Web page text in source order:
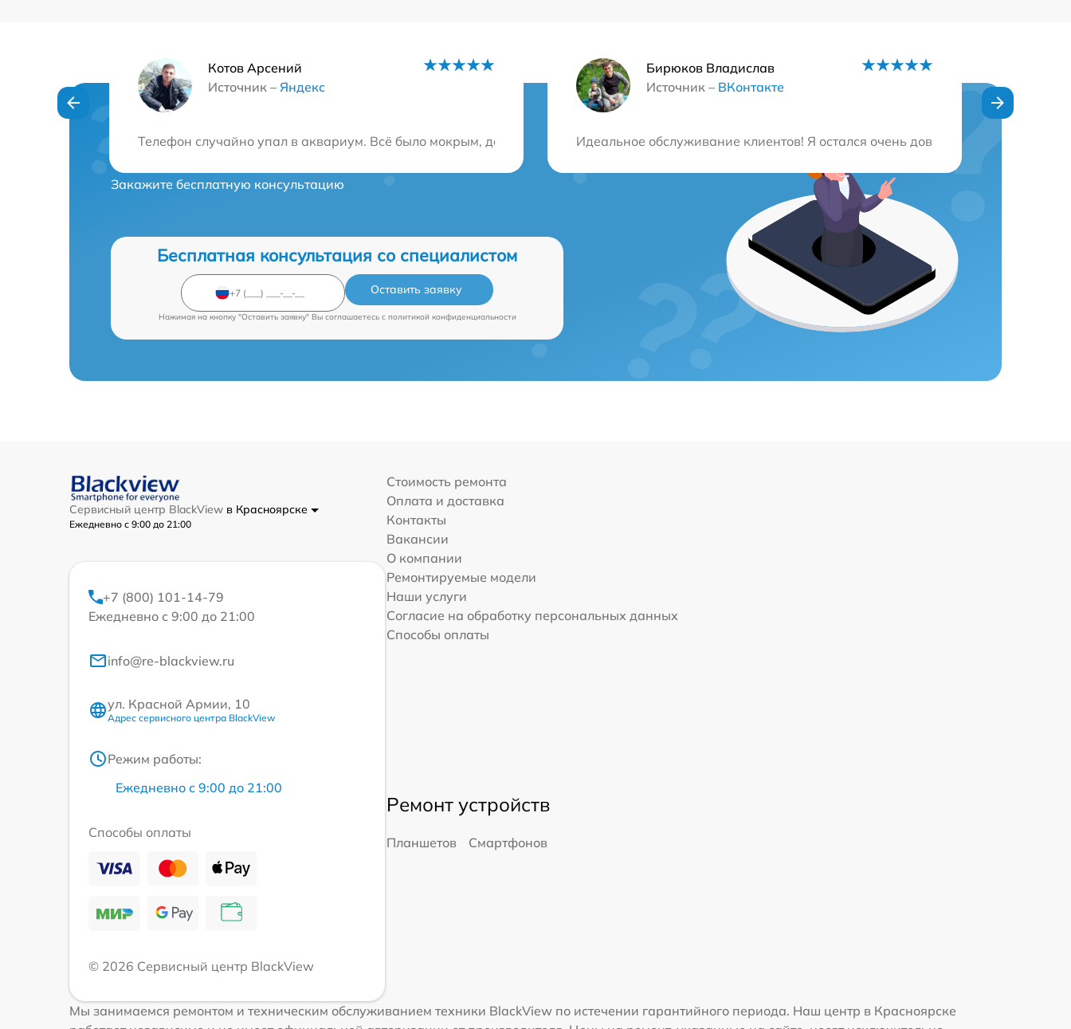
Котов Арсений
Источник – Яндекс
Телефон случайно упал в аквариум. Всё было мокрым, даже разъёмы. В этом сервисе его быстро починили за 48 часов. Сейчас пишу этот отзыв с
Бирюков Владислав
Источник – ВКонтакте
Идеальное обслуживание клиентов! Я остался очень доволен ремонтом
Нужна консультация?
Закажите бесплатную консультацию
Бесплатная консультация со специалистом
Оставить заявку
Нажимая на кнопку "Оставить заявку" Вы соглашаетесь c политикой конфиденциальности
Сервисный центр BlackView в Красноярске
Ежедневно с 9:00 до 21:00
+7 (800) 101-14-79
Ежедневно с 9:00 до 21:00
info@re-blackview.ru
ул. Красной Армии, 10
Адрес сервисного центра BlackView
Режим работы:
Ежедневно с 9:00 до 21:00
Способы оплаты
© 2026 Сервисный центр BlackView
Стоимость ремонта
Оплата и доставка
Контакты
Вакансии
О компании
Ремонтируемые модели
Наши услуги
Согласие на обработку персональных данных
Способы оплаты
Ремонт устройств
Планшетов Смартфонов
Мы занимаемся ремонтом и техническим обслуживанием техники BlackView по истечении гарантийного периода. Наш центр в Красноярске